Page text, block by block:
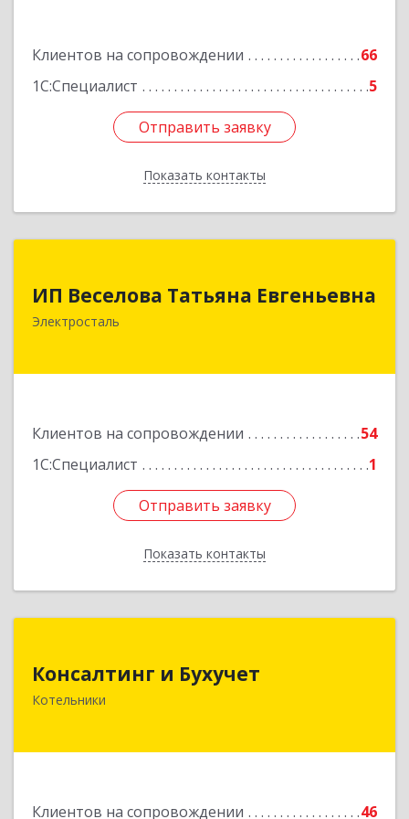
Клиентов на сопровождении
66
1С:Специалист
5
Отправить заявку
Показать контакты
Отправить заявку
Назад
ИП Веселова Татьяна Евгеньевна
Электросталь
Клиентов на сопровождении
54
1С:Специалист
1
Отправить заявку
Показать контакты
Подробнее
Отправить заявку
Назад
Консалтинг и Бухучет
Котельники
Клиентов на сопровождении
46
140054, Московская обл, Котельники г,
Подробнее